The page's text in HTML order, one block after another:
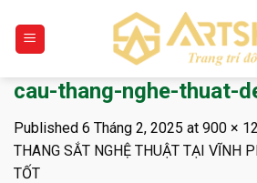
content
cau-thang-nghe-thuat-
Published 6 Tháng 2, 2025 at 900 ×
THANG SẮT NGHỆ THUẬT TẠI VĨNH
TỐT